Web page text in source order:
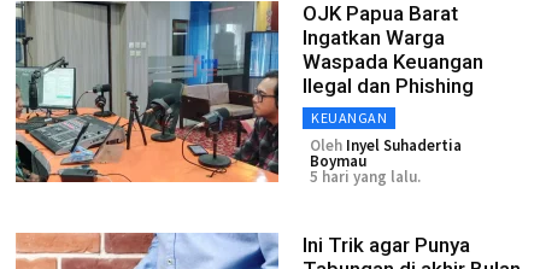
OJK Papua Barat
Ingatkan Warga
Waspada Keuangan
Ilegal dan Phishing
KEUANGAN
Oleh Inyel Suhadertia
Boymau
5 hari yang lalu.
Ini Trik agar Punya